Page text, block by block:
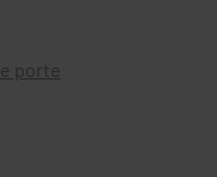
porte